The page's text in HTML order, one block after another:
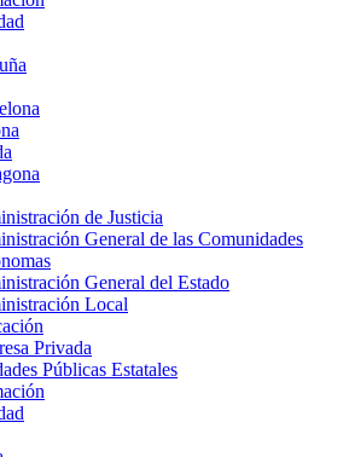
de Justicia
General de las Comunidades
General del Estado
Local
Privada
Públicas Estatales